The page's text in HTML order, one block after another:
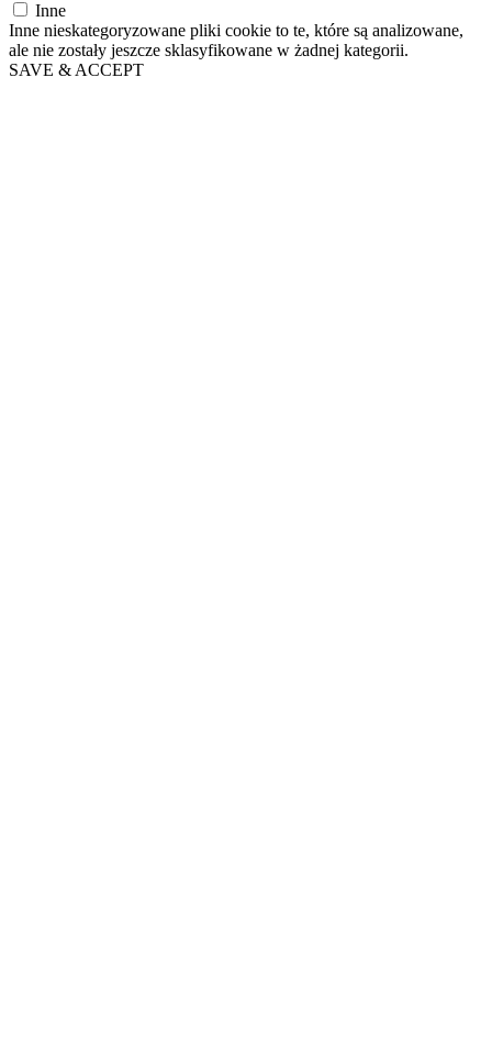
Inne
Inne nieskategoryzowane pliki cookie to te, które są analizowane,
ale nie zostały jeszcze sklasyfikowane w żadnej kategorii.
SAVE & ACCEPT